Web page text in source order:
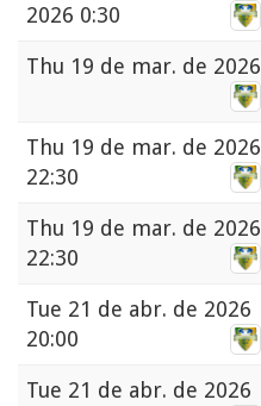
2026 0:30
Thu 19 de mar. de 2026
Thu 19 de mar. de 2026
22:30
Thu 19 de mar. de 2026
22:30
Tue 21 de abr. de 2026
20:00
Tue 21 de abr. de 2026